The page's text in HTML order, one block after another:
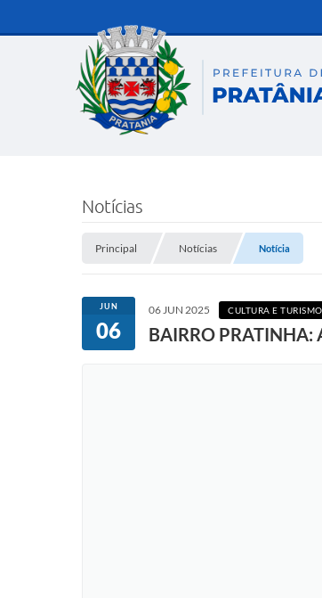
Notícias
Principal Notícias Notícia
JUN
06
06 JUN 2025 CULTURA E TURISMO
BAIRRO PRATINHA: